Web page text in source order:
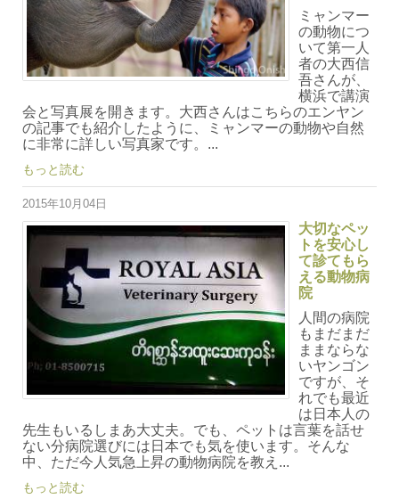
ミャンマー
の動物につ
いて第一人
者の大西信
吾さんが、
横浜で講演
会と写真展を開きます。大西さんはこちらのエンヤン
の記事でも紹介したように、ミャンマーの動物や自然
に非常に詳しい写真家です。...
もっと読む
2015年10月04日
大切なペッ
トを安心し
て診てもら
える動物病
院
人間の病院
もまだまだ
ままならな
いヤンゴン
ですが、そ
れでも最近
は日本人の
先生もいるしまあ大丈夫。でも、ペットは言葉を話せ
ない分病院選びには日本でも気を使います。そんな
中、ただ今人気急上昇の動物病院を教え...
もっと読む